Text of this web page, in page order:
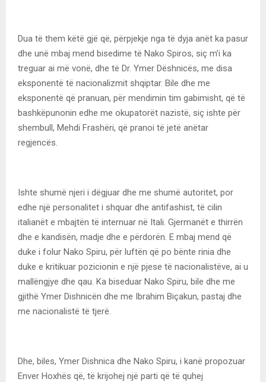
Dua të them këtë gjë që, përpjekje nga të dyja anët ka pasur
dhe unë mbaj mend bisedime të Nako Spiros, siç m’i ka
treguar ai më vonë, dhe të Dr. Ymer Dëshnicës, me disa
eksponentë të nacionalizmit shqiptar. Bile dhe me
eksponentë që pranuan, për mendimin tim gabimisht, që të
bashkëpunonin edhe me okupatorët nazistë, siç ishte për
shembull, Mehdi Frashëri, që pranoi të jetë anëtar
regjencës.
Ishte shumë njeri i dëgjuar dhe me shumë autoritet, por
edhe një personalitet i shquar dhe antifashist, të cilin
italianët e mbajtën të internuar në Itali. Gjermanët e thirrën
dhe e kandisën, madje dhe e përdorën. E mbaj mend që
duke i folur Nako Spiru, për luftën që po bënte rinia dhe
duke e kritikuar pozicionin e një pjese të nacionalistëve, ai u
mallëngjye dhe qau. Ka biseduar Nako Spiru, bile dhe me
gjithë Ymer Dishnicën dhe me Ibrahim Biçakun, pastaj dhe
me nacionalistë të tjerë.
Dhe, biles, Ymer Dishnica dhe Nako Spiru, i kanë propozuar
Enver Hoxhës që, të krijohej një parti që të quhej